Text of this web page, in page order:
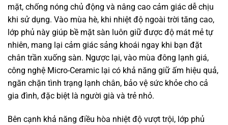
mặt, chống nóng chủ động và nâng cao cảm giác dễ chịu
khi sử dụng. Vào mùa hè, khi nhiệt độ ngoài trời tăng cao,
lớp phủ này giúp bề mặt sàn luôn giữ được độ mát mẻ tự
nhiên, mang lại cảm giác sảng khoái ngay khi bạn đặt
chân trần xuống sàn. Ngược lại, vào mùa đông lạnh giá,
công nghệ Micro-Ceramic lại có khả năng giữ ấm hiệu quả,
ngăn chặn tình trạng lạnh chân, bảo vệ sức khỏe cho cả
gia đình, đặc biệt là người già và trẻ nhỏ.
Bên cạnh khả năng điều hòa nhiệt độ vượt trội, lớp phủ